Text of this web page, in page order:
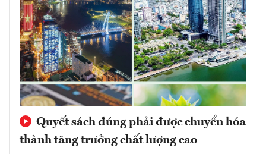
Quyết sách đúng phải được chuyển hóa
thành tăng trưởng chất lượng cao